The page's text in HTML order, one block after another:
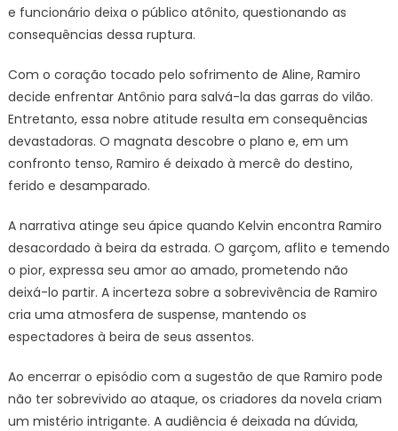
e funcionário deixa o público atônito, questionando as
consequências dessa ruptura.
Com o coração tocado pelo sofrimento de Aline, Ramiro
decide enfrentar Antônio para salvá-la das garras do vilão.
Entretanto, essa nobre atitude resulta em consequências
devastadoras. O magnata descobre o plano e, em um
confronto tenso, Ramiro é deixado à mercê do destino,
ferido e desamparado.
A narrativa atinge seu ápice quando Kelvin encontra Ramiro
desacordado à beira da estrada. O garçom, aflito e temendo
o pior, expressa seu amor ao amado, prometendo não
deixá-lo partir. A incerteza sobre a sobrevivência de Ramiro
cria uma atmosfera de suspense, mantendo os
espectadores à beira de seus assentos.
Ao encerrar o episódio com a sugestão de que Ramiro pode
não ter sobrevivido ao ataque, os criadores da novela criam
um mistério intrigante. A audiência é deixada na dúvida,